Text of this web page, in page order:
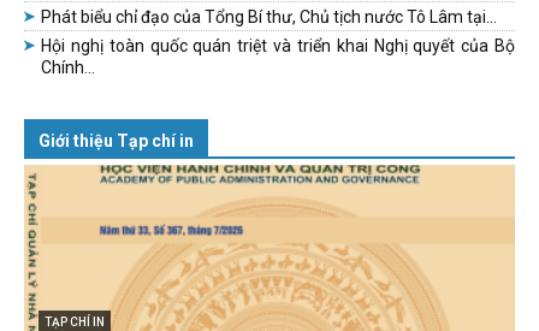
Phát biểu chỉ đạo của Tổng Bí thư, Chủ tịch nước Tô Lâm tại...
Hội nghị toàn quốc quán triệt và triển khai Nghị quyết của Bộ
Chính...
Giới thiệu Tạp chí in
TẠP CHÍ IN